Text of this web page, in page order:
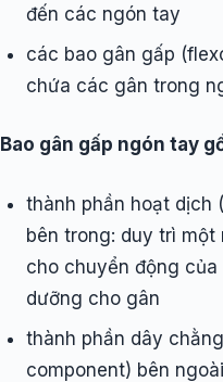
đến các ngón tay
các bao gân gấp
chứa các gân trong
Bao gân gấp ngón tay
thành phần hoạt dịch
bên trong: duy trì
cho chuyển động
dưỡng cho gân
thành phần dây
component) bên